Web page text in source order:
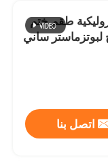
طقم ختم
لبوتزماستر ساني
اتصل بنا